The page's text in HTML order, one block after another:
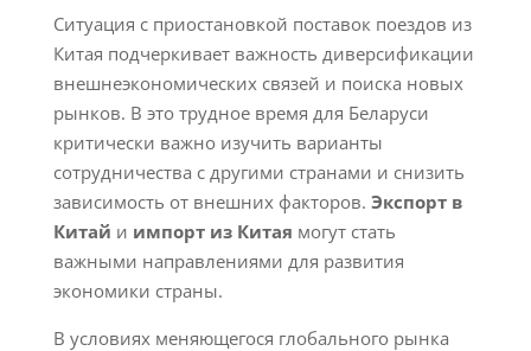
Ситуация с приостановкой поставок поездов из
Китая подчеркивает важность диверсификации
внешнеэкономических связей и поиска новых
рынков. В это трудное время для Беларуси
критически важно изучить варианты
сотрудничества с другими странами и снизить
зависимость от внешних факторов. Экспорт в
Китай и импорт из Китая могут стать
важными направлениями для развития
экономики страны.
В условиях меняющегося глобального рынка